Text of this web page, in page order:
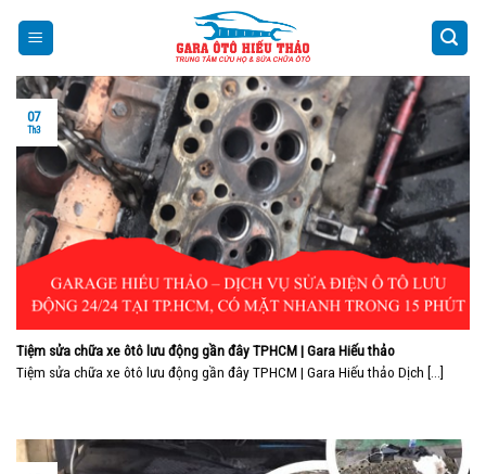
Tiệm sửa chữa xe ôtô lưu động gần đây TPHCM | Gara Hiếu thảo
Tiệm sửa chữa xe ôtô lưu động gần đây TPHCM | Gara Hiếu thảo Dịch [...]
07
Th3